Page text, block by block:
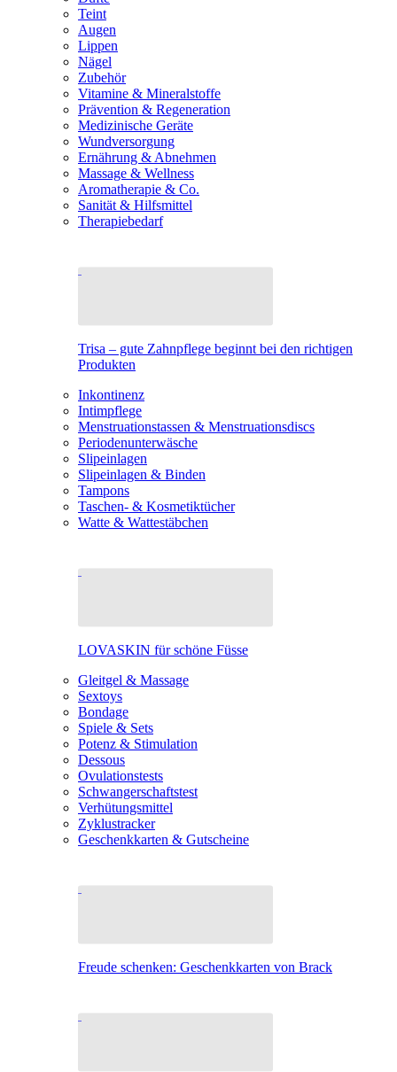
Teint
Augen
Lippen
Nägel
Zubehör
Vitamine & Mineralstoffe
Prävention & Regeneration
Medizinische Geräte
Wundversorgung
Ernährung & Abnehmen
Massage & Wellness
Aromatherapie & Co.
Sanität & Hilfsmittel
Therapiebedarf
Trisa – gute Zahnpflege beginnt bei den richtigen
Produkten
Inkontinenz
Intimpflege
Menstruationstassen & Menstruationsdiscs
Periodenunterwäsche
Slipeinlagen
Slipeinlagen & Binden
Tampons
Taschen- & Kosmetiktücher
Watte & Wattestäbchen
LOVASKIN für schöne Füsse
Gleitgel & Massage
Sextoys
Bondage
Spiele & Sets
Potenz & Stimulation
Dessous
Ovulationstests
Schwangerschaftstest
Verhütungsmittel
Zyklustracker
Geschenkkarten & Gutscheine
Freude schenken: Geschenkkarten von Brack